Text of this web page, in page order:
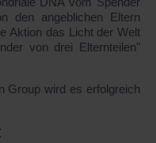
den angeblichen Eltern
Aktion das Licht der Welt
von drei Elternteilen"
Group wird es erfolgreich